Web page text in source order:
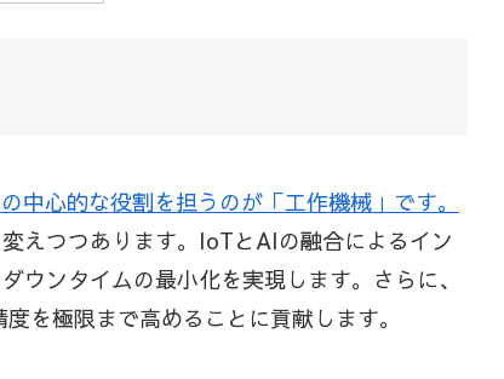
心的な役割を担うのが「工作機械」です。
えつつあります。IoTとAIの融合によるイン
ンタイムの最小化を実現します。さらに、
を極限まで高めることに貢献します。